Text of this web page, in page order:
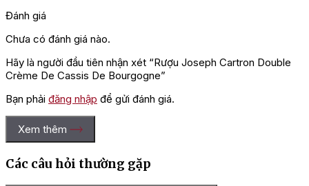
Đánh giá
Chưa có đánh giá nào.
Hãy là người đầu tiên nhận xét “Rượu Joseph Cartron Double
Crème De Cassis De Bourgogne”
Bạn phải đăng nhập để gửi đánh giá.
Xem thêm
Các câu hỏi thường gặp